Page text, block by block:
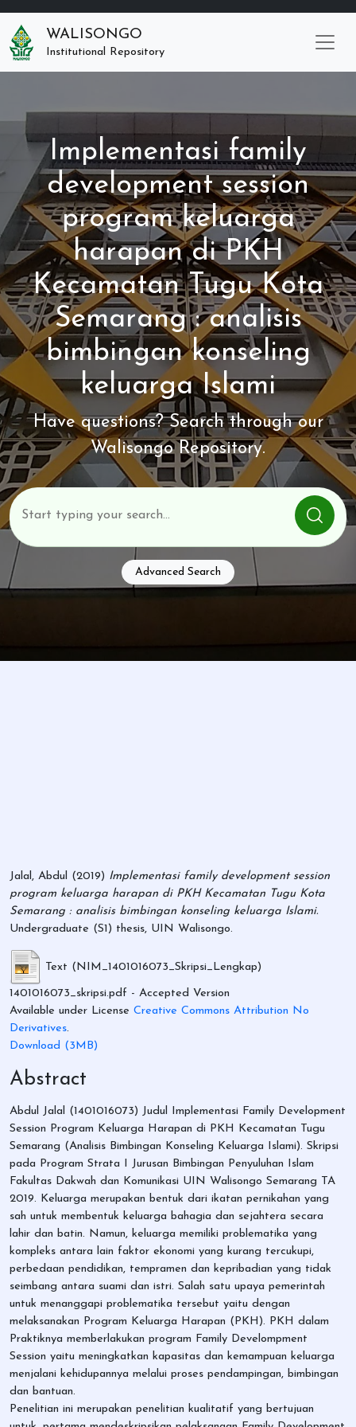
WALISONGO
Institutional Repository
Implementasi family
development session
program keluarga
harapan di PKH
Kecamatan Tugu Kota
Semarang : analisis
bimbingan konseling
keluarga Islami
Have questions? Search through our
Walisongo Repository.
Advanced Search
Jalal, Abdul (2019) Implementasi family development session
program keluarga harapan di PKH Kecamatan Tugu Kota
Semarang : analisis bimbingan konseling keluarga Islami.
Undergraduate (S1) thesis, UIN Walisongo.
Text (NIM_1401016073_Skripsi_Lengkap)
1401016073_skripsi.pdf - Accepted Version
Available under License Creative Commons Attribution No
Derivatives.
Download (3MB)
Abstract
Abdul Jalal (1401016073) Judul Implementasi Family Development
Session Program Keluarga Harapan di PKH Kecamatan Tugu
Semarang (Analisis Bimbingan Konseling Keluarga Islami). Skripsi
pada Program Strata I Jurusan Bimbingan Penyuluhan Islam
Fakultas Dakwah dan Komunikasi UIN Walisongo Semarang TA
2019. Keluarga merupakan bentuk dari ikatan pernikahan yang
sah untuk membentuk keluarga bahagia dan sejahtera secara
lahir dan batin. Namun, keluarga memiliki problematika yang
kompleks antara lain faktor ekonomi yang kurang tercukupi,
perbedaan pendidikan, tempramen dan kepribadian yang tidak
seimbang antara suami dan istri. Salah satu upaya pemerintah
untuk menanggapi problematika tersebut yaitu dengan
melaksanakan Program Keluarga Harapan (PKH). PKH dalam
Praktiknya memberlakukan program Family Develompment
Session yaitu meningkatkan kapasitas dan kemampuan keluarga
menjalani kehidupannya melalui proses pendampingan, bimbingan
dan bantuan.
Penelitian ini merupakan penelitian kualitatif yang bertujuan